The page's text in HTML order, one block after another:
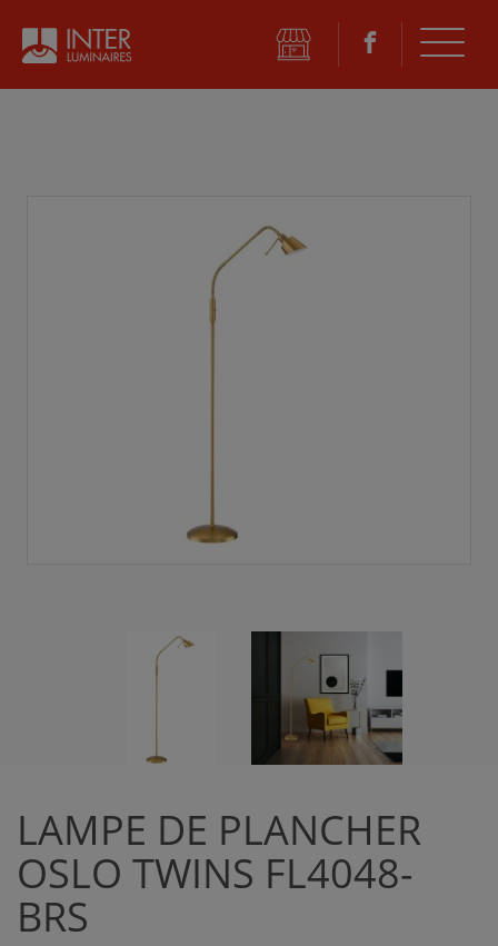
LAMPE DE PLANCHER
OSLO TWINS FL4048-
BRS
©2026 Inter Luminaires. Tous droits réservés. Conception Web :: Oktane